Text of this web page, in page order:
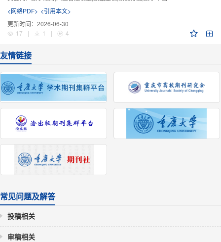
<网络PDF> <引用本文>
更新时间： 2026-06-30
17
| 1 | 4
友情链接
常见问题及解答
投稿相关
审稿相关